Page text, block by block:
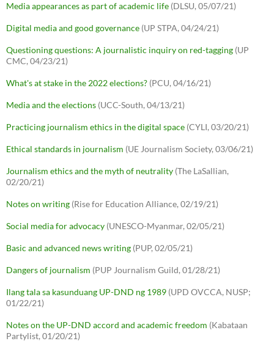
Media appearances as part of academic life (DLSU, 05/07/21)
Digital media and good governance (UP STPA, 04/24/21)
Questioning questions: A journalistic inquiry on red-tagging (UP
CMC, 04/23/21)
What's at stake in the 2022 elections? (PCU, 04/16/21)
Media and the elections (UCC-South, 04/13/21)
Practicing journalism ethics in the digital space (CYLI, 03/20/21)
Ethical standards in journalism (UE Journalism Society, 03/06/21)
Journalism ethics and the myth of neutrality (The LaSallian,
02/20/21)
Notes on writing (Rise for Education Alliance, 02/19/21)
Social media for advocacy (UNESCO-Myanmar, 02/05/21)
Basic and advanced news writing (PUP, 02/05/21)
Dangers of journalism (PUP Journalism Guild, 01/28/21)
Ilang tala sa kasunduang UP-DND ng 1989 (UPD OVCCA, NUSP;
01/22/21)
Notes on the UP-DND accord and academic freedom (Kabataan
Partylist, 01/20/21)